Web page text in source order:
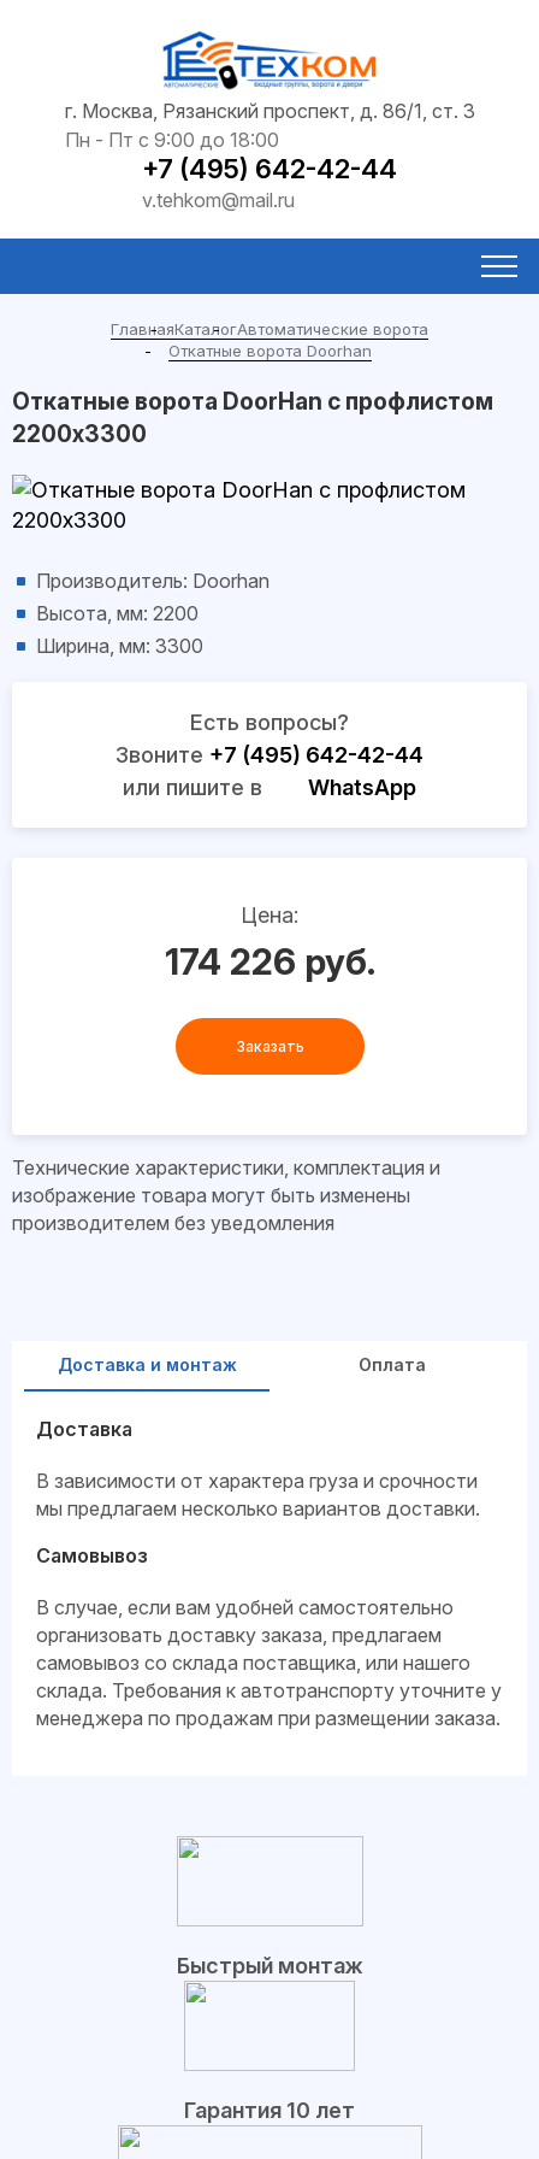
г. Москва, Рязанский проспект, д. 86/1, ст. 3
Пн - Пт с 9:00 до 18:00
+7 (495) 642-42-44
v.tehkom@mail.ru
ГлавнаяКаталогАвтоматические ворота
Откатные ворота Doorhan
Откатные ворота DoorHan с профлистом
2200x3300
Производитель: Doorhan
Высота, мм: 2200
Ширина, мм: 3300
Есть вопросы?
Звоните +7 (495) 642-42-44
или пишите в
WhatsApp
Цена:
174 226 руб.
Заказать
Технические характеристики, комплектация и
изображение товара могут быть изменены
производителем без уведомления
Доставка и монтаж Оплата
Доставка
В зависимости от характера груза и срочности
мы предлагаем несколько вариантов доставки.
Самовывоз
В случае, если вам удобней самостоятельно
организовать доставку заказа, предлагаем
самовывоз со склада поставщика, или нашего
склада. Требования к автотранспорту уточните у
менеджера по продажам при размещении заказа.
Быстрый монтаж
Гарантия 10 лет